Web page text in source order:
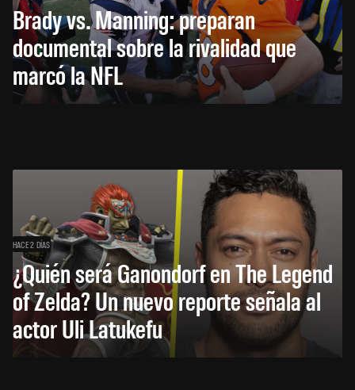
Brady vs. Manning: preparan
documental sobre la rivalidad que
marcó la NFL
HACE 2 DÍAS
¿Quién será Ganondorf en The Legend
of Zelda? Un nuevo reporte señala al
actor Uli Latukefu